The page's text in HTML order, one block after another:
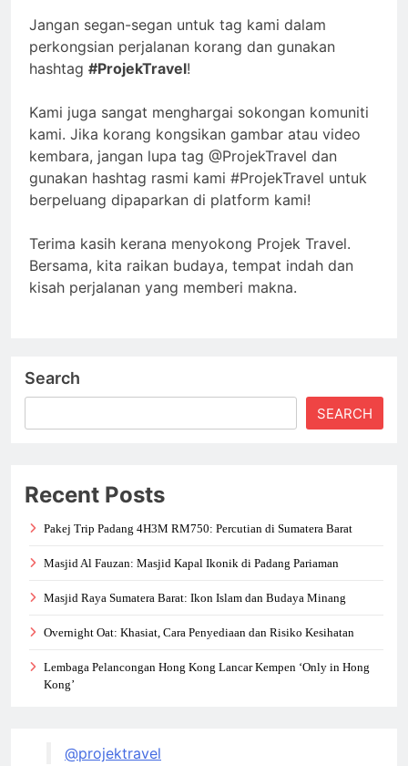
Jangan segan-segan untuk tag kami dalam
perkongsian perjalanan korang dan gunakan
hashtag #ProjekTravel!
Kami juga sangat menghargai sokongan komuniti
kami. Jika korang kongsikan gambar atau video
kembara, jangan lupa tag @ProjekTravel dan
gunakan hashtag rasmi kami #ProjekTravel untuk
berpeluang dipaparkan di platform kami!
Terima kasih kerana menyokong Projek Travel.
Bersama, kita raikan budaya, tempat indah dan
kisah perjalanan yang memberi makna.
Search
SEARCH
Recent Posts
Pakej Trip Padang 4H3M RM750: Percutian di Sumatera Barat
Masjid Al Fauzan: Masjid Kapal Ikonik di Padang Pariaman
Masjid Raya Sumatera Barat: Ikon Islam dan Budaya Minang
Overnight Oat: Khasiat, Cara Penyediaan dan Risiko Kesihatan
Lembaga Pelancongan Hong Kong Lancar Kempen ‘Only in Hong
Kong’
@projektravel